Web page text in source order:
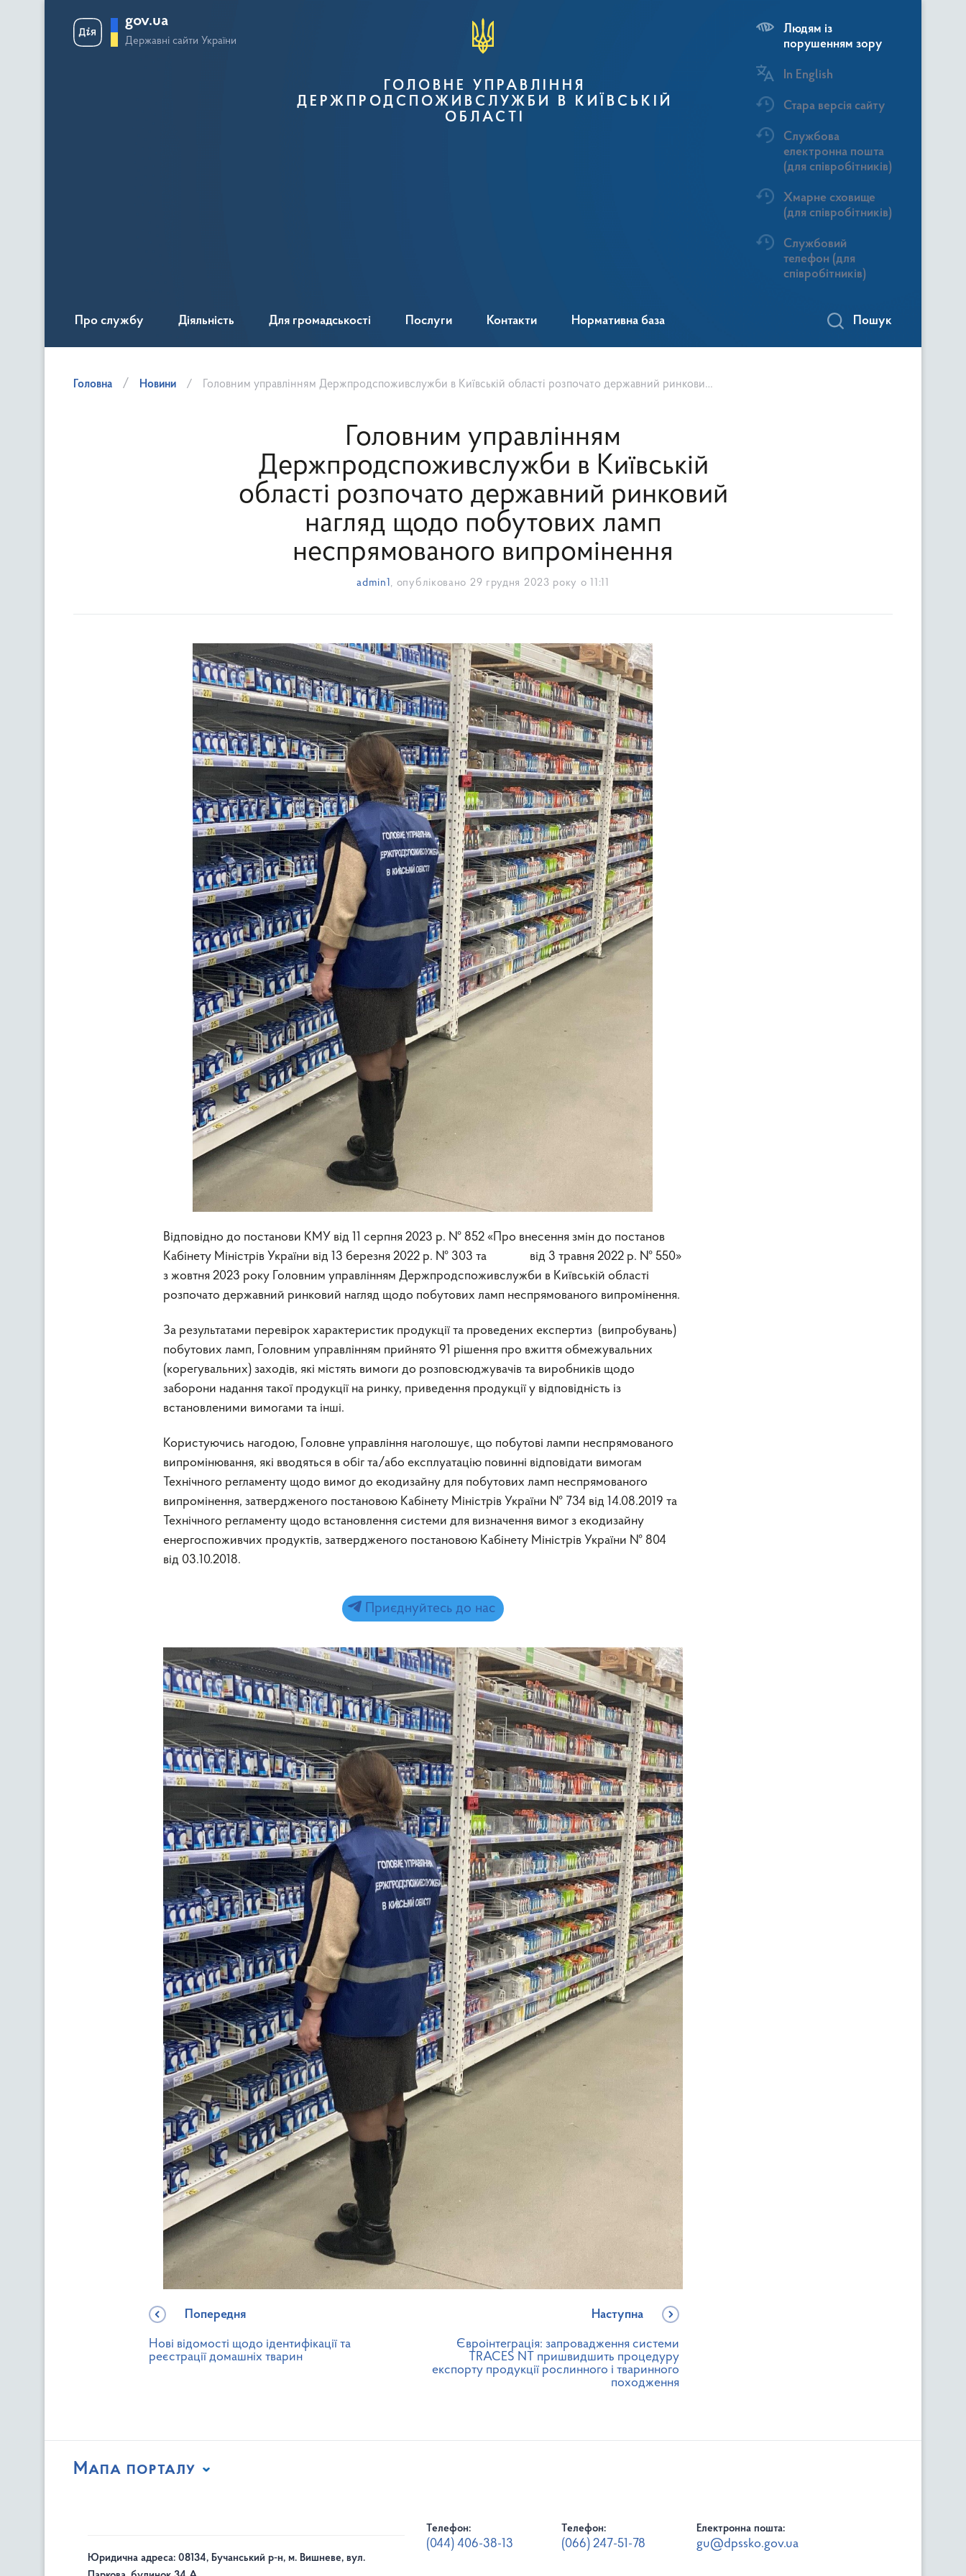
gov.ua
Державні сайти України
ГОЛОВНЕ УПРАВЛІННЯ
ДЕРЖПРОДСПОЖИВСЛУЖБИ В КИЇВСЬКІЙ
ОБЛАСТІ
Людям із
порушенням зору
In English
Стара версія сайту
Службова
електронна пошта
(для співробітників)
Хмарне сховище
(для співробітників)
Службовий
телефон (для
співробітників)
Про службу Діяльність Для громадськості Послуги Контакти Нормативна база Пошук
Головна Новини Головним управлінням Держпродспоживслужби в Київській області розпочато державний ринковий нагляд щодо побутових ламп неспрямованого випромінення
Головним управлінням
Держпродспоживслужби в Київській
області розпочато державний ринковий
нагляд щодо побутових ламп
неспрямованого випромінення
admin1, опубліковано 29 грудня 2023 року о 11:11
Відповідно до постанови КМУ від 11 серпня 2023 р. № 852 «Про внесення змін до постанов
Кабінету Міністрів України від 13 березня 2022 р. № 303 та від 3 травня 2022 р. № 550»
з жовтня 2023 року Головним управлінням Держпродспоживслужби в Київській області
розпочато державний ринковий нагляд щодо побутових ламп неспрямованого випромінення.
За результатами перевірок характеристик продукції та проведених експертиз (випробувань)
побутових ламп, Головним управлінням прийнято 91 рішення про вжиття обмежувальних
(корегувальних) заходів, які містять вимоги до розповсюджувачів та виробників щодо
заборони надання такої продукції на ринку, приведення продукції у відповідність із
встановленими вимогами та інші.
Користуючись нагодою, Головне управління наголошує, що побутові лампи неспрямованого
випромінювання, які вводяться в обіг та/або експлуатацію повинні відповідати вимогам
Технічного регламенту щодо вимог до екодизайну для побутових ламп неспрямованого
випромінення, затвердженого постановою Кабінету Міністрів України № 734 від 14.08.2019 та
Технічного регламенту щодо встановлення системи для визначення вимог з екодизайну
енергоспоживчих продуктів, затвердженого постановою Кабінету Міністрів України № 804
від 03.10.2018.
Приєднуйтесь до нас
Попередня
Нові відомості щодо ідентифікації та
реєстрації домашніх тварин
Наступна
Євроінтеграція: запровадження системи
TRACES NT пришвидшить процедуру
експорту продукції рослинного і тваринного
походження
Мапа порталу
Юридична адреса: 08134, Бучанський р-н, м. Вишневе, вул.
Телефон:
(044) 406-38-13
Телефон:
(066) 247-51-78
Електронна пошта:
gu@dpssko.gov.ua